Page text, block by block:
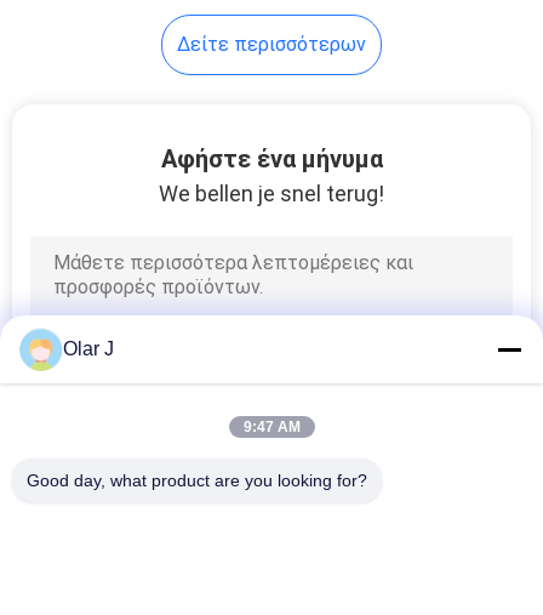
ΖΗΤΉΣΤΕ
ΠΡΟΣΦΟΡΆ
POLICY
Δείτε περισσότερων
Αφήστε ένα μήνυμα
We bellen je snel terug!
Olar J
9:47 AM
Good day, what product are you looking for?